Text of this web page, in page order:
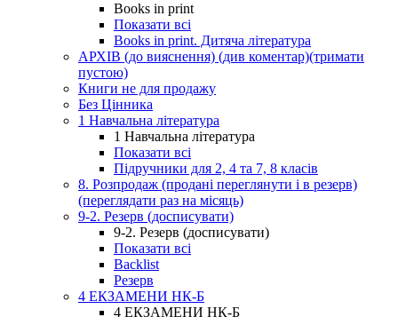
Books in print
Показати всі
Books in print. Дитяча література
АРХІВ (до вияснення) (див коментар)(тримати
пустою)
Книги не для продажу
Без Цінника
1 Навчальна література
1 Навчальна література
Показати всі
Підручники для 2, 4 та 7, 8 класів
8. Розпродаж (продані переглянути і в резерв)
(переглядати раз на місяць)
9-2. Резерв (досписувати)
9-2. Резерв (досписувати)
Показати всі
Backlist
Резерв
4 ЕКЗАМЕНИ НК-Б
4 ЕКЗАМЕНИ НК-Б